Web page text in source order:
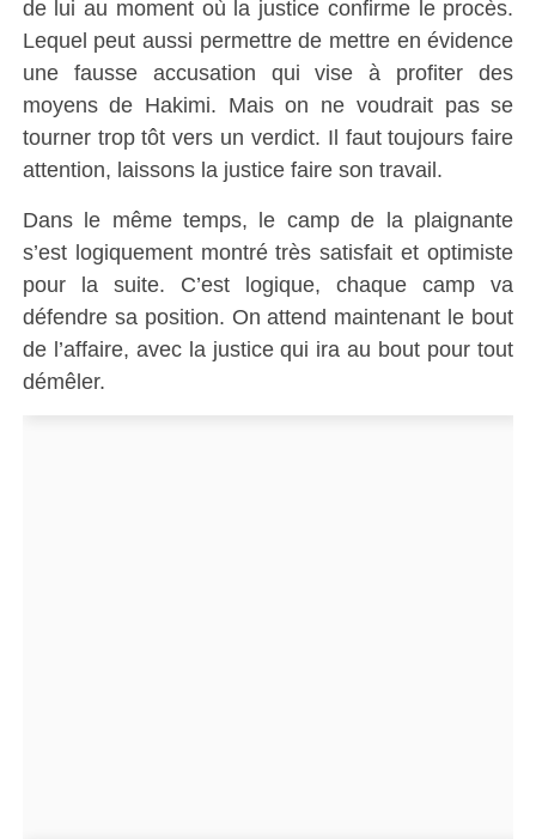
de lui au moment où la justice confirme le procès.
Lequel peut aussi permettre de mettre en évidence
une fausse accusation qui vise à profiter des
moyens de Hakimi. Mais on ne voudrait pas se
tourner trop tôt vers un verdict. Il faut toujours faire
attention, laissons la justice faire son travail.
Dans le même temps, le camp de la plaignante
s’est logiquement montré très satisfait et optimiste
pour la suite. C’est logique, chaque camp va
défendre sa position. On attend maintenant le bout
de l’affaire, avec la justice qui ira au bout pour tout
démêler.